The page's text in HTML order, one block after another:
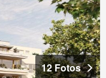
12 Fotos